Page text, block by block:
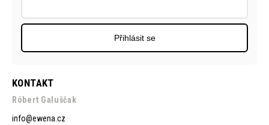
KONTAKT
Róbert Galuščak
info@ewena.cz
Přihlásit se